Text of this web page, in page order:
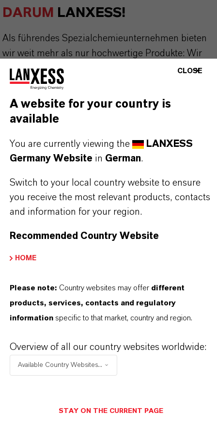
DARUM LANXESS!
Als führendes Spezialchemieunternehmen bieten
wir weit mehr als nur hochwertige Produkte: Wir
stehen für Zuverlässigkeit, Innovationskraft und
partnerschaftliches Denken. Im Mittelpunkt
unseres Handelns stehen jedoch Sie: unsere
Kunden. Unsere Kunden profitieren von
und einem tiefen Verständnis ihrer Märkte. Hier
finden Sie gleich elf überzeugende Gründe, warum
ist.
IM MITTELPUNKT STEHEN SIE: UNSERE
11 Gründe, warum LANXESS der richtige
CLOSE
A website for your country is
available
You are currently viewing the
LANXESS
Germany Website in German.
Switch to your local country website to ensure
you receive the most relevant products, contacts
and information for your region.
Recommended Country Website
HOME
Please note: Country websites may offer different
products, services, contacts and regulatory
information specific to that market, country and region.
Overview of all our country websites worldwide:
Available Country Websites...
STAY ON THE CURRENT PAGE